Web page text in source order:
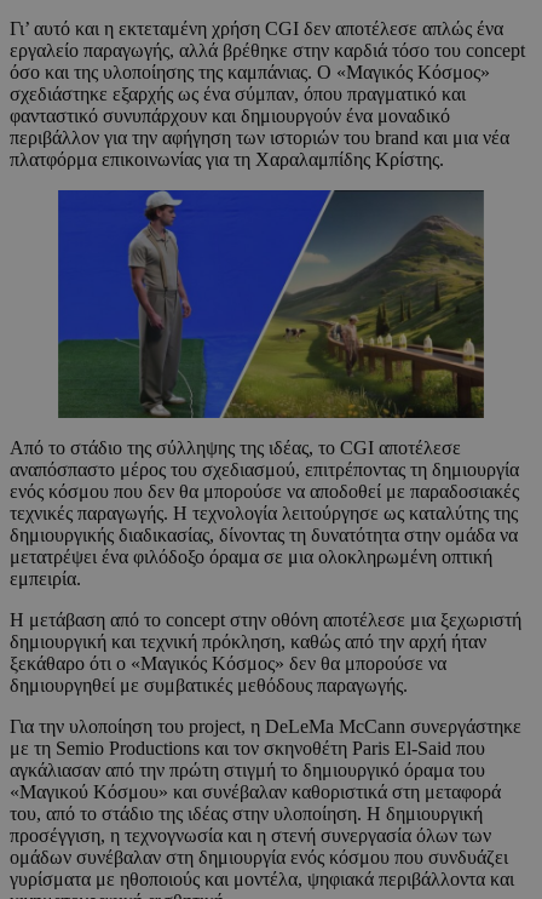
Γι’ αυτό και η εκτεταμένη χρήση CGI δεν αποτέλεσε απλώς ένα
εργαλείο παραγωγής, αλλά βρέθηκε στην καρδιά τόσο του concept
όσο και της υλοποίησης της καμπάνιας. Ο «Μαγικός Κόσμος»
σχεδιάστηκε εξαρχής ως ένα σύμπαν, όπου πραγματικό και
φανταστικό συνυπάρχουν και δημιουργούν ένα μοναδικό
περιβάλλον για την αφήγηση των ιστοριών του brand και μια νέα
πλατφόρμα επικοινωνίας για τη Χαραλαμπίδης Κρίστης.
Από το στάδιο της σύλληψης της ιδέας, το CGI αποτέλεσε
αναπόσπαστο μέρος του σχεδιασμού, επιτρέποντας τη δημιουργία
ενός κόσμου που δεν θα μπορούσε να αποδοθεί με παραδοσιακές
τεχνικές παραγωγής. Η τεχνολογία λειτούργησε ως καταλύτης της
δημιουργικής διαδικασίας, δίνοντας τη δυνατότητα στην ομάδα να
μετατρέψει ένα φιλόδοξο όραμα σε μια ολοκληρωμένη οπτική
εμπειρία.
Η μετάβαση από το concept στην οθόνη αποτέλεσε μια ξεχωριστή
δημιουργική και τεχνική πρόκληση, καθώς από την αρχή ήταν
ξεκάθαρο ότι ο «Μαγικός Κόσμος» δεν θα μπορούσε να
δημιουργηθεί με συμβατικές μεθόδους παραγωγής.
Για την υλοποίηση του project, η DeLeMa McCann συνεργάστηκε
με τη Semio Productions και τον σκηνοθέτη Paris El-Said που
αγκάλιασαν από την πρώτη στιγμή το δημιουργικό όραμα του
«Μαγικού Κόσμου» και συνέβαλαν καθοριστικά στη μεταφορά
του, από το στάδιο της ιδέας στην υλοποίηση. Η δημιουργική
προσέγγιση, η τεχνογνωσία και η στενή συνεργασία όλων των
ομάδων συνέβαλαν στη δημιουργία ενός κόσμου που συνδυάζει
γυρίσματα με ηθοποιούς και μοντέλα, ψηφιακά περιβάλλοντα και